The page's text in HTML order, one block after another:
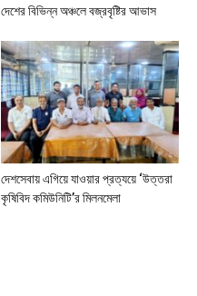
দেশের বিভিন্ন অঞ্চলে বজ্রবৃষ্টির আভাস
দেশসেবায় এগিয়ে যাওয়ার প্রত্যয়ে ‘উত্তরা
কৃষিবিদ কমিউনিটি’র মিলনমেলা